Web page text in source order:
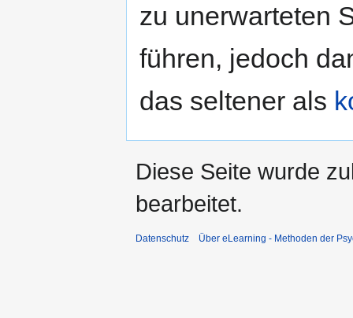
zu unerwarteten
führen, jedoch
das seltener als
Diese Seite wurde
bearbeitet.
Datenschutz Über eLearning - Methoden der